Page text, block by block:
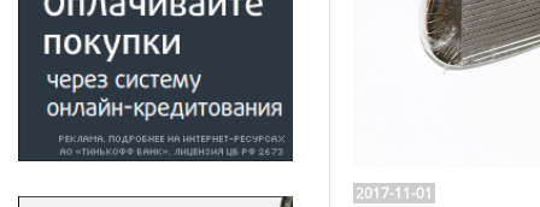
2017-11-01